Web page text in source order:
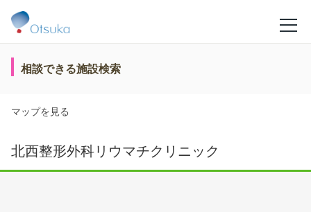
相談できる施設検索
マップを見る
北西整形外科リウマチクリニック